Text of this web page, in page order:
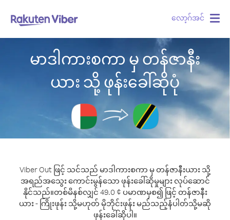
လော့ဂ်အင်
မာဒါကားစကာ မှ တန်ဇာနီး
ယား သို့ ဖုန်းခေါ်ဆိုပုံ
Viber Out ဖြင့် သင်သည် မာဒါကားစကာ မှ တန်ဇာနီးယား သို့
အရည်အသွေး ကောင်းမွန်သော ဖုန်းခေါ်ဆိုမှုများ လုပ်ဆောင်
နိုင်သည်။တစ်မိနစ်လျှင် 49.0 ¢ ပမာဏမှစ၍ ဖြင့် တန်ဇာနီး
ယား - ကြိုးဖုန်း သို့မဟုတ် မိုဘိုင်းဖုန်း မည်သည့်နံပါတ်သို့မဆို
ဖုန်းခေါ်ဆိုပါ။